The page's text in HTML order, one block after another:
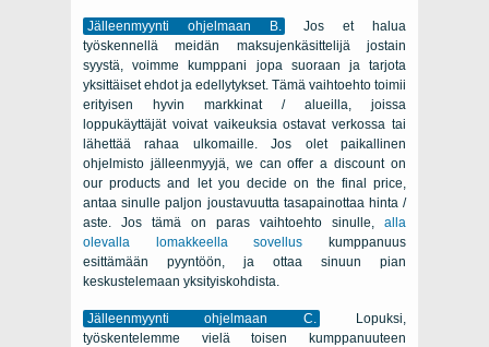
Jälleenmyynti ohjelmaan B.
Jos et halua
työskennellä meidän maksujenkäsittelijä jostain
syystä, voimme kumppani jopa suoraan ja tarjota
yksittäiset ehdot ja edellytykset. Tämä vaihtoehto toimii
erityisen hyvin markkinat / alueilla, joissa
loppukäyttäjät voivat vaikeuksia ostavat verkossa tai
lähettää rahaa ulkomaille. Jos olet paikallinen
ohjelmisto jälleenmyyjä, we can offer a discount on
our products and let you decide on the final price,
antaa sinulle paljon joustavuutta tasapainottaa hinta /
aste. Jos tämä on paras vaihtoehto sinulle, alla
olevalla lomakkeella sovellus kumppanuus
esittämään pyyntöön, ja ottaa sinuun pian
keskustelemaan yksityiskohdista.
Jälleenmyynti ohjelmaan C.
Lopuksi,
työskentelemme vielä toisen kumppanuuteen